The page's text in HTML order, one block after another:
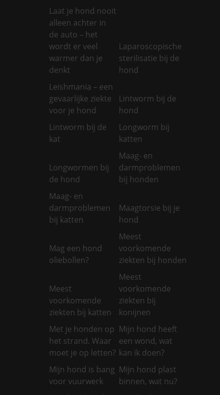
Laat je hond nooit
alleen achter in
de auto – het
wordt er veel
warmer dan je
denkt
Laparoscopische
sterilisatie bij de
hond
Leishmania – een
gevaarlijke ziekte
voor je hond
Lintworm bij de
hond
Lintworm bij de
kat
Longworm bij
katten
Longwormen bij
de hond
Maag- en
darmproblemen
bij honden
Maag- en
darmproblemen
bij katten
Maagtorsie bij je
hond
Mag een hond
oliebollen?
Meest
voorkomende
ziekten bij honden
Meest
voorkomende
ziekten bij katten
Meest
voorkomende
ziekten bij
konijnen
Met je honden op
het strand. Waar
moet je op letten?
Mijn hond heeft
een wond, wat
kan ik doen?
Mijn hond is bang
voor vuurwerk
Mijn hond plast
binnen, wat nu?